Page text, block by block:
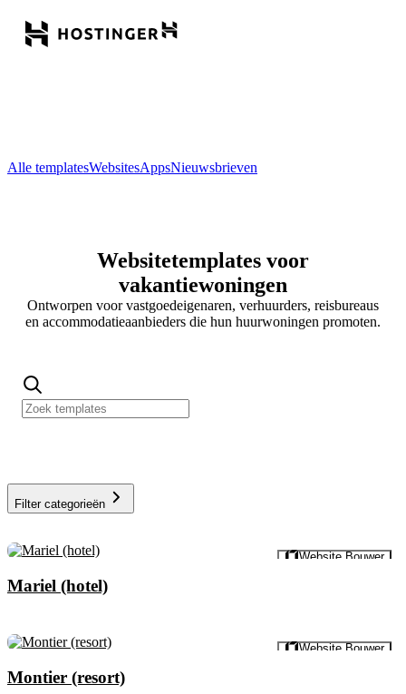
Alle templatesWebsitesAppsNieuwsbrieven
Websitetemplates voor
vakantiewoningen
Ontworpen voor vastgoedeigenaren, verhuurders, reisbureaus
en accommodatieaanbieders die hun huurwoningen promoten.
Filter categorieën
Website Bouwer
Mariel (hotel)
Website Bouwer
Montier (resort)